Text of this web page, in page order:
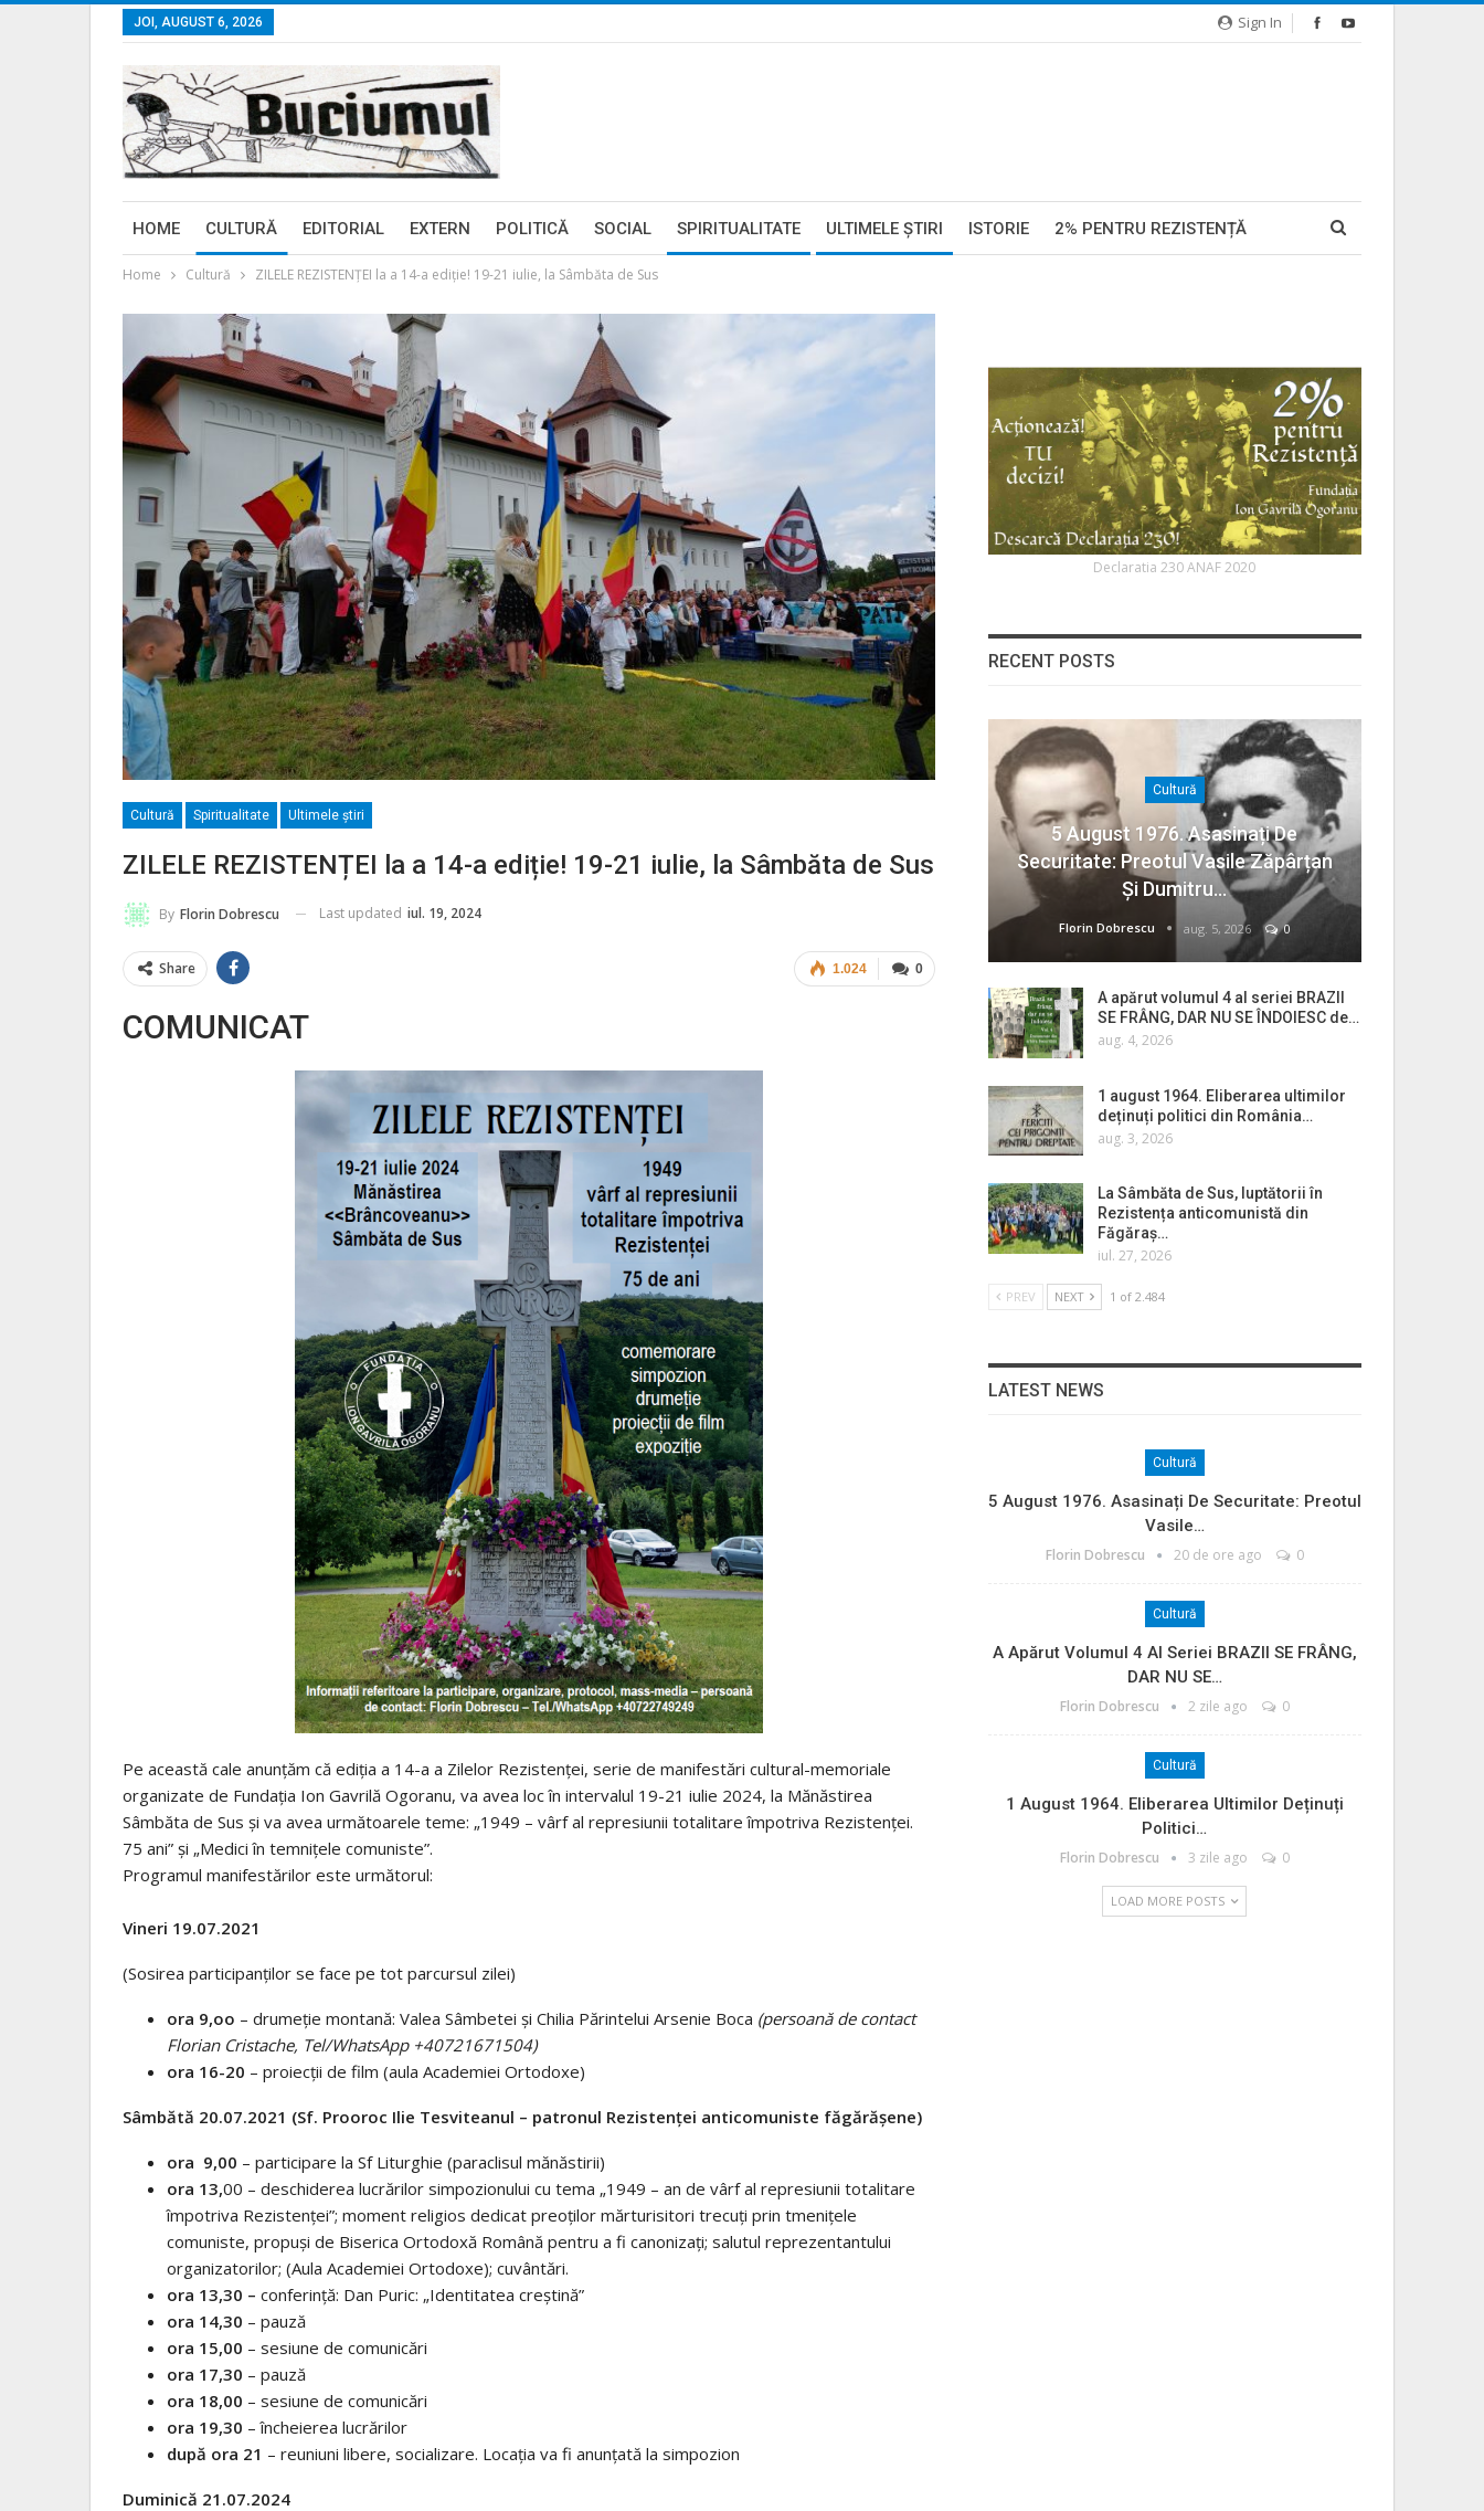
Sign In
JOI, AUGUST 6, 2026
HOME CULTURĂ EDITORIAL EXTERN POLITICĂ SOCIAL SPIRITUALITATE ULTIMELE ŞTIRI ISTORIE 2% PENTRU REZISTENȚĂ
Home Cultură ZILELE REZISTENȚEI la a 14-a ediție! 19-21 iulie, la Sâmbăta de Sus
Cultură Spiritualitate Ultimele ştiri
ZILELE REZISTENȚEI la a 14-a ediție! 19-21 iulie, la Sâmbăta de Sus
By Florin Dobrescu Last updated iul. 19, 2024
0
1.024
Share
COMUNICAT
Pe această cale anunțăm că ediția a 14-a a Zilelor Rezistenței, serie de manifestări cultural-memoriale
organizate de Fundația Ion Gavrilă Ogoranu, va avea loc în intervalul 19-21 iulie 2024, la Mănăstirea
Sâmbăta de Sus și va avea următoarele teme: „1949 – vârf al represiunii totalitare împotriva Rezistenței.
75 ani” și „Medici în temnițele comuniste”.
Programul manifestărilor este următorul:
Vineri 19.07.2021
(Sosirea participanților se face pe tot parcursul zilei)
ora 9,oo – drumeție montană: Valea Sâmbetei și Chilia Părintelui Arsenie Boca (persoană de contact
Florian Cristache, Tel/WhatsApp +40721671504)
ora 16-20 – proiecții de film (aula Academiei Ortodoxe)
Sâmbătă 20.07.2021 (Sf. Prooroc Ilie Tesviteanul – patronul Rezistenței anticomuniste făgărășene)
ora 9,00 – participare la Sf Liturghie (paraclisul mănăstirii)
ora 13,00 – deschiderea lucrărilor simpozionului cu tema „1949 – an de vârf al represiunii totalitare
împotriva Rezistenței”; moment religios dedicat preoților mărturisitori trecuți prin tmenițele
comuniste, propuși de Biserica Ortodoxă Română pentru a fi canonizați; salutul reprezentantului
organizatorilor; (Aula Academiei Ortodoxe); cuvântări.
ora 13,30 – conferință: Dan Puric: „Identitatea creștină”
ora 14,30 – pauză
ora 15,00 – sesiune de comunicări
ora 17,30 – pauză
ora 18,00 – sesiune de comunicări
ora 19,30 – încheierea lucrărilor
după ora 21 – reuniuni libere, socializare. Locația va fi anunțată la simpozion
Duminică 21.07.2024
Declaratia 230 ANAF 2020
RECENT POSTS
Cultură
5 August 1976. Asasinați De
Securitate: Preotul Vasile Zăpârțan
Și Dumitru…
Florin Dobrescu aug. 5, 2026 0
A apărut volumul 4 al seriei BRAZII
SE FRÂNG, DAR NU SE ÎNDOIESC de…
aug. 4, 2026
1 august 1964. Eliberarea ultimilor
deținuți politici din România…
aug. 3, 2026
La Sâmbăta de Sus, luptătorii în
Rezistența anticomunistă din
Făgăraș…
iul. 27, 2026
PREV NEXT 1 of 2.484
LATEST NEWS
Cultură
5 August 1976. Asasinați De Securitate: Preotul
Vasile…
Florin Dobrescu 20 de ore ago 0
Cultură
A Apărut Volumul 4 Al Seriei BRAZII SE FRÂNG,
DAR NU SE…
Florin Dobrescu 2 zile ago 0
Cultură
1 August 1964. Eliberarea Ultimilor Deținuți
Politici…
Florin Dobrescu 3 zile ago 0
LOAD MORE POSTS